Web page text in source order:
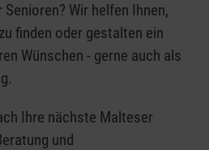
Wir helfen Ihnen,
finden oder gestalten ein
Wünschen - gerne auch als
Ihre nächste Malteser
und